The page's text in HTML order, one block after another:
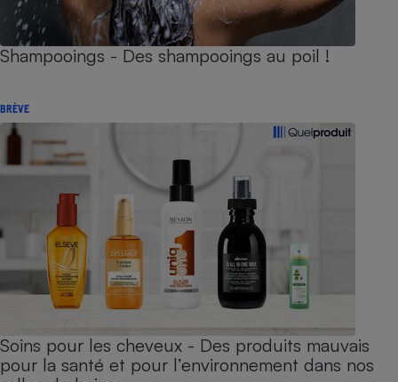
Shampooings - Des shampooings au poil !
BRÈVE
Soins pour les cheveux - Des produits mauvais
pour la santé et pour l’environnement dans nos